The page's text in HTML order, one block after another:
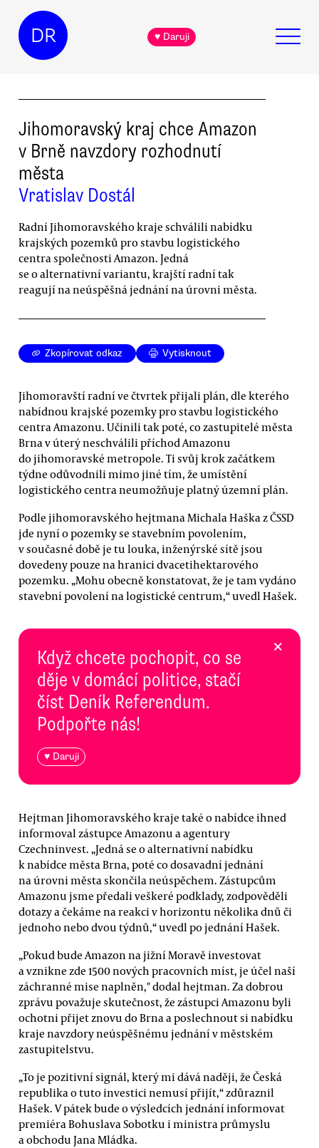
DR ♥ Daruji
Jihomoravský kraj chce Amazon
v Brně navzdory rozhodnutí
města
Vratislav Dostál
Radní Jihomoravského kraje schválili nabídku
krajských pozemků pro stavbu logistického
centra společnosti Amazon. Jedná
se o alternativní variantu, krajští radní tak
reagují na neúspěšná jednání na úrovni města.
Zkopírovat odkaz Vytisknout
Jihomoravští radní ve čtvrtek přijali plán, dle kterého
nabídnou krajské pozemky pro stavbu logistického
centra Amazonu. Učinili tak poté, co zastupitelé města
Brna v úterý neschválili příchod Amazonu
do jihomoravské metropole. Ti svůj krok začátkem
týdne odůvodnili mimo jiné tím, že umístění
logistického centra neumožňuje platný územní plán.
Podle jihomoravského hejtmana Michala Haška z ČSSD
jde nyní o pozemky se stavebním povolením,
v současné době je tu louka, inženýrské sítě jsou
dovedeny pouze na hranici dvacetihektarového
pozemku. „Mohu obecně konstatovat, že je tam vydáno
stavební povolení na logistické centrum,“ uvedl Hašek.
Když chcete pochopit, co se
děje v domácí politice, stačí
číst Deník Referendum.
Podpořte nás!
♥ Daruji
×
Hejtman Jihomoravského kraje také o nabídce ihned
informoval zástupce Amazonu a agentury
Czechninvest. „Jedná se o alternativní nabídku
k nabídce města Brna, poté co dosavadní jednání
na úrovni města skončila neúspěchem. Zástupcům
Amazonu jsme předali veškeré podklady, zodpověděli
dotazy a čekáme na reakci v horizontu několika dnů či
jednoho nebo dvou týdnů,“ uvedl po jednání Hašek.
„Pokud bude Amazon na jižní Moravě investovat
a vznikne zde 1500 nových pracovních míst, je účel naší
záchranné mise naplněn," dodal hejtman. Za dobrou
zprávu považuje skutečnost, že zástupci Amazonu byli
ochotni přijet znovu do Brna a poslechnout si nabídku
kraje navzdory neúspěšnému jednání v městském
zastupitelstvu.
„To je pozitivní signál, který mi dává naději, že Česká
republika o tuto investici nemusí přijít,“ zdůraznil
Hašek. V pátek bude o výsledcích jednání informovat
premiéra Bohuslava Sobotku i ministra průmyslu
a obchodu Jana Mládka.